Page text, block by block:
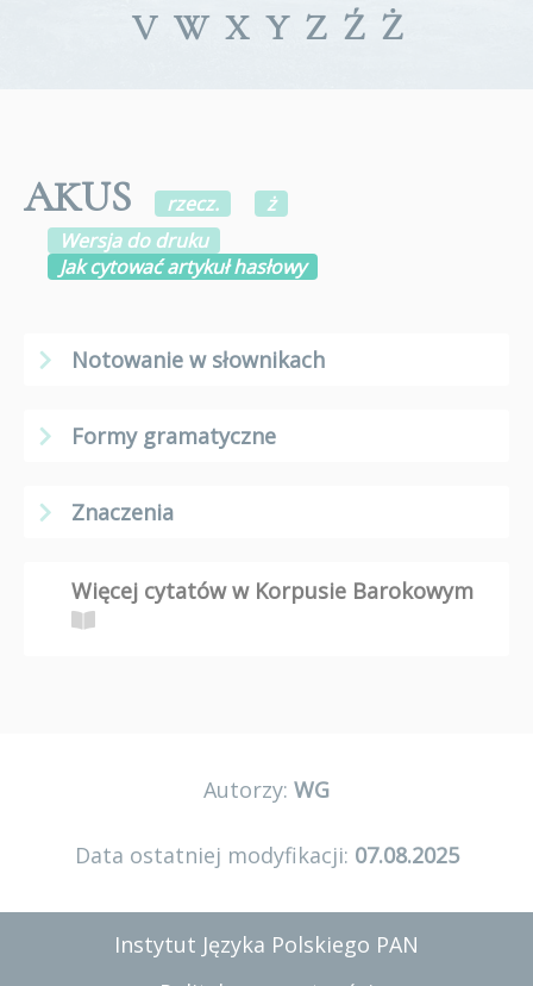
V W X Y Z Ź Ż
AKUS rzecz.
ż
Wersja do druku
Jak cytować artykuł hasłowy
Notowanie w słownikach
Formy gramatyczne
Znaczenia
Więcej cytatów w Korpusie Barokowym
Autorzy: WG
Data ostatniej modyfikacji: 07.08.2025
Instytut Języka Polskiego PAN